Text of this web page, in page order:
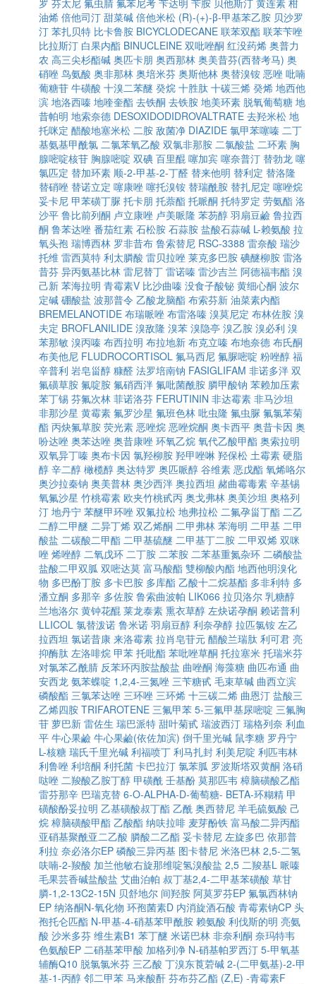
罗 芬太尼 氟虫腈 氟苯尼考 苄达明 苄胺 贝他斯汀 黄连素 柑
油烯 倍他司汀 甜菜碱 倍他米松 (R)-(+)-β-甲基苯乙胺 贝沙罗
汀 苯扎贝特 比卡鲁胺 BICYCLODECANE 联苯双酯 联苯苄唑
比拉斯汀 白果内酯 BINUCLEINE 双吡唑酮 红没药烯 奥普力
农 高三尖杉酯碱 奥匹卡朋 奥西那林 奥美昔芬(西替考马) 奥
硝唑 鸟氨酸 奥非那林 奥培米芬 奥斯他林 奥替溴铵 恶唑 吡喃
葡糖苷 牛磺酸 十溴二苯醚 癸烷 十胜肽 十碳三烯 癸烯 地西他
滨 地洛西嗪 地喹奎酯 去铁酮 去铁胺 地美环素 脱氧葡萄糖 地
昔帕明 地索奈德 DESOXIDODIDROVALTRATE 去羟米松 地
托咪定 醋酸地塞米松 二胺 敌菌净 DIAZIDE 氯甲苯噻嗪 二丁
基氨基甲酰氯 二氯苯氧乙酸 双氯非那胺 二氯酸盐 二环素 胸
腺嘧啶核苷 胸腺嘧啶 双碘 百里醌 噻加宾 噻奈普汀 替勃龙 噻
氯匹定 替加环素 顺-2-甲基-2-丁醛 替来他明 替利定 替洛隆
替硝唑 替诺立定 噻康唑 噻托溴铵 替瑞酰胺 替扎尼定 噻唑烷
妥卡尼 甲苯磺丁脲 托卡朋 托萘酯 托哌酮 托特罗定 劳氨酯 洛
沙平 鲁比前列酮 卢立康唑 卢美哌隆 苯芴醇 羽扇豆鹼 鲁拉西
酮 鲁苯达唑 番茄红素 石松胺 石蒜胺 盐酸石蒜碱 L-赖氨酸 拉
氧头孢 瑞博西林 罗非昔布 鲁索替尼 RSC-3388 雷奈酸 瑞沙
托维 雷西莫特 利太膦酸 雷贝拉唑 莱克多巴胺 碘醚柳胺 雷洛
昔芬 异丙氨基比林 雷尼替丁 雷诺嗪 雷沙吉兰 阿德福韦酯 溴
己新 苯海拉明 青霉素V 比沙曲嗪 没食子酸铋 黄细心酮 波尔
定碱 硼酸盐 波那普令 乙酸龙脑酯 布索芬新 油菜素内酯
BREMELANOTIDE 布瑞哌唑 布雷洛嗪 溴莫尼定 布林佐胺 溴
夫定 BROFLANILIDE 溴敌隆 溴苯 溴隐亭 溴乙胺 溴必利 溴
苯那敏 溴丙嗪 布西拉明 布拉地新 布克立嗪 布地奈德 布氏酮
布美他尼 FLUDROCORTISOL 氟马西尼 氟脲嘧啶 粉唑醇 福
辛普利 岩皂甾醇 糠醛 法罗培南钠 FASIGLIFAM 非诺多泮 双
氟磺草胺 氟啶胺 氟硝西泮 氟吡菌酰胺 膦甲酸钠 苯赖加压素
苯丁锡 芬氟次林 菲诺洛芬 FERUTININ 非达霉素 非马沙坦
非那沙星 黄霉素 氟罗沙星 氟班色林 吡虫隆 氟虫脲 氟氯苯菊
酯 丙炔氟草胺 荧光素 恶唑烷 恶唑烷酮 奥卡西平 奥昔卡因 奥
吩达唑 奥苯达唑 奥昔康唑 环氧乙烷 氧代乙酸甲酯 奥索拉明
双氧异丁嗪 奥布卡因 氯羟柳胺 羟甲唑啉 羟保松 土霉素 硬脂
醇 辛二醇 橄榄醇 奥达特罗 奥匹哌醇 谷维素 恶戊酯 氧烯咯尔
奥沙拉秦钠 奥美普林 奥沙西泮 奥拉西坦 赭曲霉毒素 辛基锡
氧氟沙星 竹桃霉素 欧夹竹桃甙丙 奥戈弗林 奥美沙坦 奥格列
汀 地丹宁 苯醚甲环唑 双氟拉松 地弗拉松 二氟孕甾丁酯 二乙
二醇二甲醚 二异丁烯 双乙烯酮 二甲弗林 苯海明 二甲基 二甲
酸盐 二碳酸二甲酯 二甲基硫醚 二甲基丁二胺 二甲双烯 双咪
唑 烯唑醇 二氧戊环 二丁胺 二苯胺 二苯基重氮杂环 二磷酸盐
盐酸二甲双胍 双嘧达莫 富马酸酯 雙柳酸內酯 地西他明溴化
物 多巴酚丁胺 多卡巴胺 多库酯 乙酸十二烷基酯 多非利特 多
潘立酮 多那辛 多佐胺 鲁索曲波帕 LIK066 拉贝洛尔 乳糖醇
兰地洛尔 黄钟花醌 莱龙泰素 熏衣草醇 左炔诺孕酮 赖诺普利
LLICOL 氯替泼诺 鲁米诺 羽扇豆醇 利奈孕醇 拉匹氯铵 左乙
拉西坦 氯诺昔康 来洛霉素 拉肖皂苷元 醋酸兰瑞肽 利可君 亮
抑酶肽 左洛啡烷 甲苯 托吡酯 苯吡唑草酮 托拉塞米 托瑞米芬
对氯苯乙酰腈 反苯环丙胺盐酸盐 曲唑酮 海藻糖 曲匹布通 曲
安西龙 氨苯蝶啶 1,2,4-三氮唑 三苄糖甙 毛束草碱 曲西立滨
磷酸酯 三氯苯达唑 三环唑 三环烯 十三碳二烯 曲恩汀 盐酸三
乙烯四胺 TRIFAROTENE 三氟甲苯 5-三氟甲基尿嘧啶 三氟胸
苷 萝巴新 雷佐生 瑞巴派特 甜叶菊甙 瑞波西汀 瑞格列奈 利血
平 牛心果鹼 牛心果鹼(依佐加滨) 倒千里光碱 鼠李糖 罗丹宁
L-核糖 瑞氏千里光碱 利福喷丁 利马扎封 利美尼啶 利匹韦林
利鲁唑 利培酮 利托菌 卡巴拉汀 氯苯胍 罗波斯塔双黄酮 洛硝
哒唑 二羧酸乙胺丁醇 甲磺酰 壬基酚 莫那匹韦 樟脑磺酸乙酯
雷芬那辛 巴瑞克替 6-O-ALPHA-D-葡萄糖- BETA-环糊精 甲
磺酸酚妥拉明 乙基磺酸叔丁酯 乙酰 奥西替尼 羊毛硫氨酸 己
烷 樟脑磺酸甲酯 乙酸酯 纳呋拉啡 麦芽酚铁 富马酸二异丙酯
亚硝基聚酰亚二乙酸 膦酸二乙酯 妥卡替尼 左旋多巴 依那普
利拉 奈必洛尔EP 磷酸三异丙基 图卡替尼 米洛巴林 2,5-二氢
呋喃-2-羧酸 加兰他敏右旋那维啶氢溴酸盐 2,5 二羧基L 哌嗪
毛果芸香碱盐酸盐 艾曲泊帕 叔丁基2,4-二甲基苯磺酸 草甘
膦-1,2-13C2-15N 贝舒地尔 间羟胺 阿莫罗芬EP 氟氯西林钠
EP 纳洛酮N-氧化物 环孢菌素D 内消旋酒石酸 青霉素钠CP 头
孢托仑匹酯 N-甲基-4-硝基苯甲酰胺 赖氨酸 利伐斯的明 亮氨
酸 沙米多芬 维生素B1 苯丁醚 米诺巴林 非奈利酮 奈玛特韦
色氨酸EP 二硝基苯甲酸 加格列净 N-硝基帕罗西汀 5-甲氧基
辅酶Q10 脱氯氯米芬 三乙酸 丁溴东莨菪碱 2-(二甲氨基)-2-甲
基-1-丙醇 邻二甲苯 马来酸酐 芬布芬乙酯 (Z,E) -青霉素F